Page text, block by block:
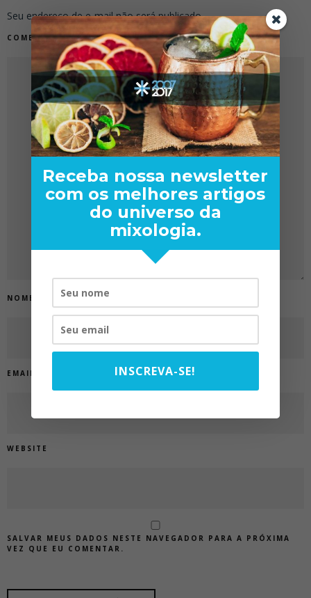
Seu endereço de e-mail não será publicado.
COMENTÁRIO
NOME
EMAIL
WEBSITE
SALVAR MEUS DADOS NESTE NAVEGADOR PARA A PRÓXIMA
VEZ QUE EU COMENTAR.
Receba nossa newsletter
com os melhores artigos
do universo da
mixologia.
INSCREVA-SE!